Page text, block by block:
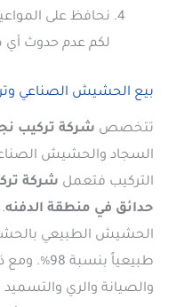
نحافظ على
لكم عدم حدوث أي
بيع الحشيش الصناعي
تتخصص شركة تركيب
السجاد والحشيش
التركيب فتعمل شركة
حدائق في منطقة الدفنه
الحشيش الطبيعي
طبيعياً
والصيانة والري